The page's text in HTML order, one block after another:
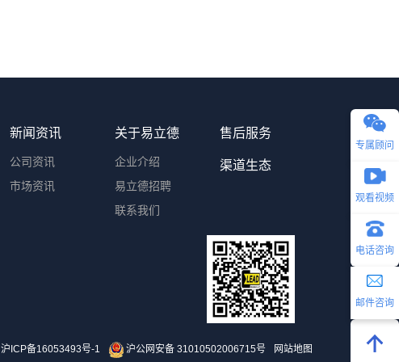
新闻资讯
公司资讯
市场资讯
关于易立德
企业介绍
易立德招聘
联系我们
售后服务
渠道生态
沪ICP备16053493号-1 沪公网安备 31010502006715号 网站地图
专属顾问
观看视频
电话咨询
邮件咨询